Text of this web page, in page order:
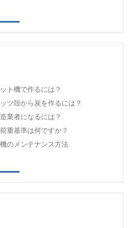
ト機で作るには？
ツ殻から炭を作るには？
業者になるには？
重基準は何ですか？
のメンテナンス方法